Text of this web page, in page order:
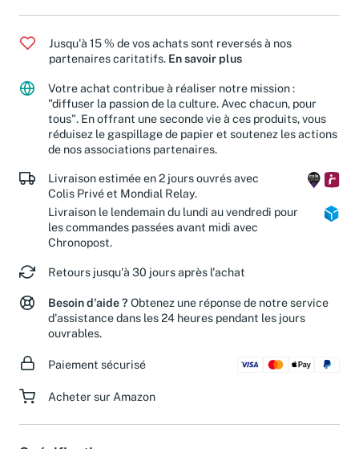
Jusqu'à 15 % de vos achats sont reversés à nos
partenaires caritatifs. En savoir plus
Votre achat contribue à réaliser notre mission :
"diffuser la passion de la culture. Avec chacun, pour
tous". En offrant une seconde vie à ces produits, vous
réduisez le gaspillage de papier et soutenez les actions
de nos associations partenaires.
Livraison estimée en 2 jours ouvrés avec
Colis Privé et Mondial Relay.
Livraison le lendemain du lundi au vendredi pour
les commandes passées avant midi avec
Chronopost.
Retours jusqu'à 30 jours après l'achat
Besoin d'aide ? Obtenez une réponse de notre service
d'assistance dans les 24 heures pendant les jours
ouvrables.
Paiement sécurisé
Acheter sur Amazon